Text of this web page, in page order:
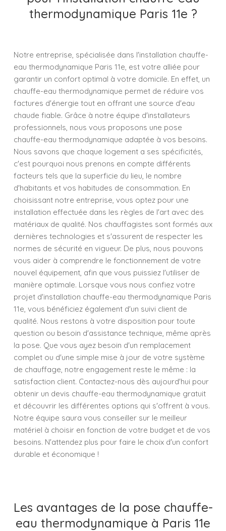
thermodynamique Paris 11e ?
Notre entreprise, spécialisée dans l'installation chauffe-
eau thermodynamique Paris 11e, est votre alliée pour
garantir un confort optimal à votre domicile. En effet, un
chauffe-eau thermodynamique permet de réduire vos
factures d'énergie tout en offrant une source d'eau
chaude fiable. Grâce à notre équipe d'installateurs
professionnels, nous vous proposons une pose
chauffe-eau thermodynamique adaptée à vos besoins.
Nous savons que chaque logement a ses spécificités,
c'est pourquoi nous prenons en compte différents
facteurs tels que la superficie du lieu, le nombre
d'habitants et vos habitudes de consommation. En
choisissant notre entreprise, vous optez pour une
installation effectuée dans les règles de l'art avec des
matériaux de qualité. Nos chauffagistes sont formés aux
dernières technologies et s'assurent de respecter les
normes de sécurité en vigueur. De plus, nous pouvons
vous aider à comprendre le fonctionnement de votre
nouvel équipement, afin que vous puissiez l'utiliser de
manière optimale. Lorsque vous nous confiez votre
projet d'installation chauffe-eau thermodynamique Paris
11e, vous bénéficiez également d'un suivi client de
qualité. Nous restons à votre disposition pour toute
question ou besoin d'assistance technique, même après
la pose. Que vous ayez besoin d'un remplacement
complet ou d'une simple mise à jour de votre système
de chauffage, notre engagement reste le même : la
satisfaction client. Contactez-nous dès aujourd'hui pour
obtenir un devis chauffe-eau thermodynamique gratuit
et découvrir les différentes options qui s'offrent à vous.
Notre équipe saura vous conseiller sur le meilleur
matériel à choisir en fonction de votre budget et de vos
besoins. N'attendez plus pour faire le choix d'un confort
durable et économique !
Les avantages de la pose chauffe-
eau thermodynamique à Paris 11e